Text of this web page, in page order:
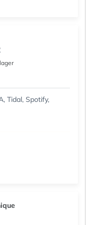
Tidal, Spotify,